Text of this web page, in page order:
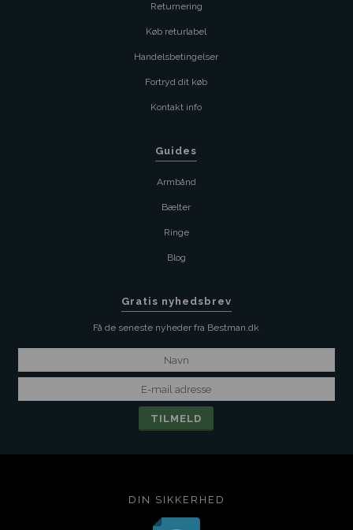
Returnering
Køb returlabel
Handelsbetingelser
Fortryd dit køb
Kontakt info
Guides
Armbånd
Bælter
Ringe
Blog
Gratis nyhedsbrev
Få de seneste nyheder fra Bestman.dk
DIN SIKKERHED